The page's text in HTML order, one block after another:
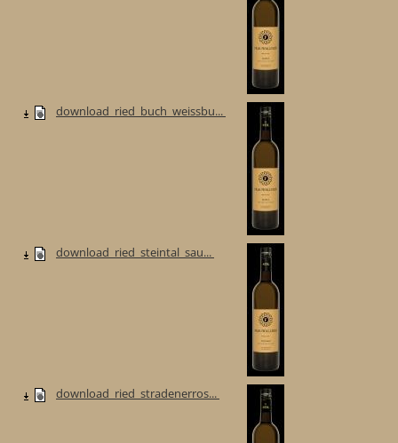
download_ried_buch_weissbu...
download_ried_steintal_sau...
download_ried_stradenerros...